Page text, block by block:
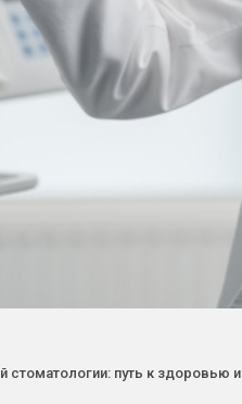
путь к здоровью